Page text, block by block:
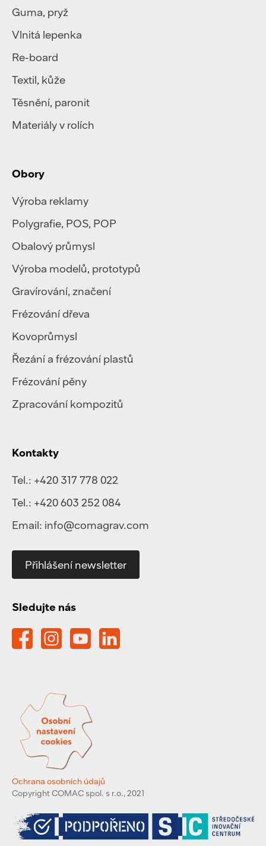
Guma, pryž
Vlnitá lepenka
Re-board
Textil, kůže
Těsnění, paronit
Materiály v rolích
Obory
Výroba reklamy
Polygrafie, POS, POP
Obalový průmysl
Výroba modelů, prototypů
Gravírování, značení
Frézování dřeva
Kovoprůmysl
Řezání a frézování plastů
Frézování pěny
Zpracování kompozitů
Kontakty
Tel.: +420 317 778 022
Tel.: +420 603 252 084
Email: info@comagrav.com
Přihlášení newsletter
Sledujte nás
Ochrana osobních údajů
Copyright COMAC spol. s r.o., 2021